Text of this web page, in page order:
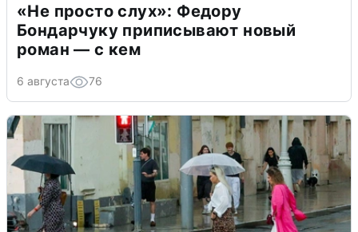
«Не просто слух»: Федору
Бондарчуку приписывают новый
роман — с кем
6 августа 76